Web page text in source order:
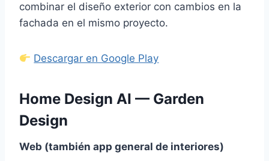
combinar el diseño exterior con cambios en la
fachada en el mismo proyecto.
Descargar en Google Play
Home Design AI — Garden
Design
Web (también app general de interiores)